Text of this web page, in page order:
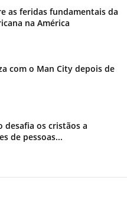
as feridas fundamentais da
na América
com o Man City depois de
desafia os cristãos a
de pessoas...